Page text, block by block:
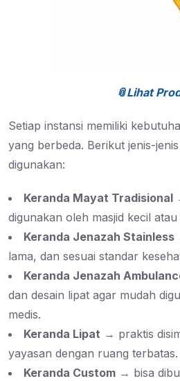
📎Lihat
Setiap instansi memiliki
yang berbeda. Berikut jenis-
digunakan:
Keranda Mayat Tradisional
digunakan oleh masjid kecil
Keranda Jenazah Stainless
lama, dan sesuai standar
Keranda Jenazah
dan desain lipat agar mudah
medis.
Keranda Lipat → praktis
yayasan dengan ruang terbatas.
Keranda Custom → bisa